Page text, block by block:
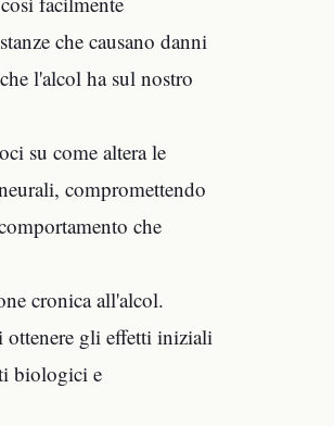
che causano danni
l'alcol ha sul nostro
su come altera le
compromettendo
che
cronica all'alcol.
ottenere gli effetti iniziali
biologici e